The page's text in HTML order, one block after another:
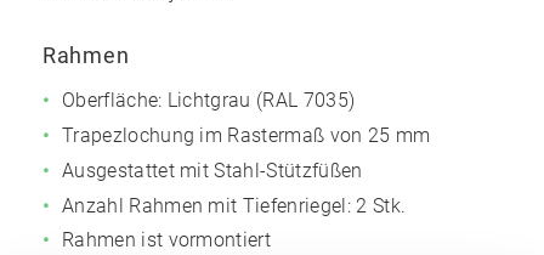
Rahmen
Oberfläche: Lichtgrau (RAL 7035)
Trapezlochung im Rastermaß von 25 mm
Ausgestattet mit Stahl-Stützfüßen
Anzahl Rahmen mit Tiefenriegel: 2 Stk.
Rahmen ist vormontiert